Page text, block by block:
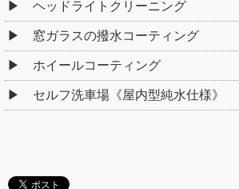
ヘッドライトクリーニング
窓ガラスの撥水コーティング
ホイールコーティング
セルフ洗車場《屋内型純水仕様》